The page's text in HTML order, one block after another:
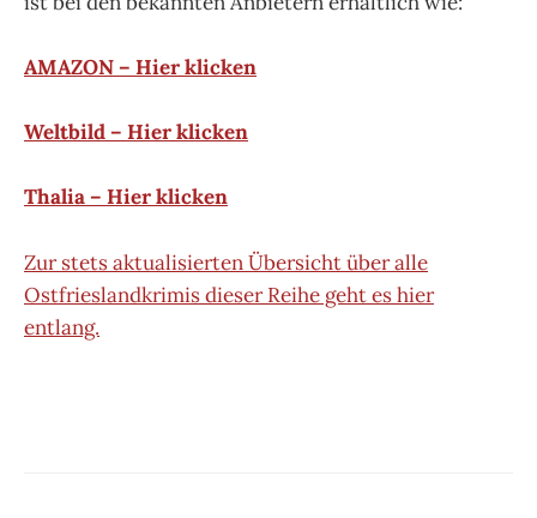
AMAZON – Hier klicken
Weltbild – Hier klicken
Thalia – Hier klicken
Zur stets aktualisierten Übersicht über alle
Ostfrieslandkrimis dieser Reihe geht es hier
entlang.